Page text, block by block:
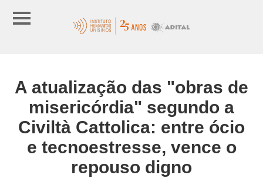
A atualização das "obras de
misericórdia" segundo a
Civiltà Cattolica: entre ócio
e tecnoestresse, vence o
repouso digno